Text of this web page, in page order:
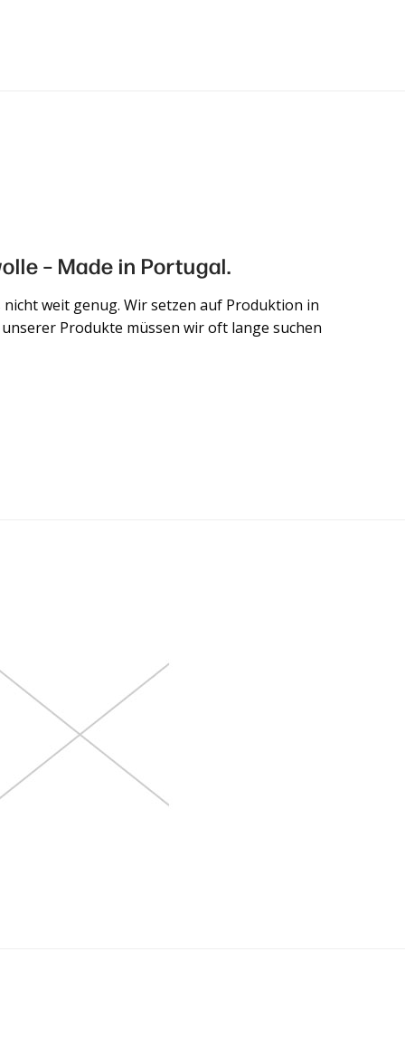
– Made in Portugal.
weit genug. Wir setzen auf Produktion in
Produkte müssen wir oft lange suchen